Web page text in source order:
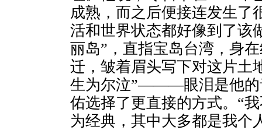
成熟，而之后便接连发生了
活和世界状态都好像到了该
丽岛”，直指宝岛台湾，身
迁，皱着眉头写下对这片土
生为尔泣”———眼泪是他的
佑选择了更直接的方式。“
为经典，其中大多都是我个